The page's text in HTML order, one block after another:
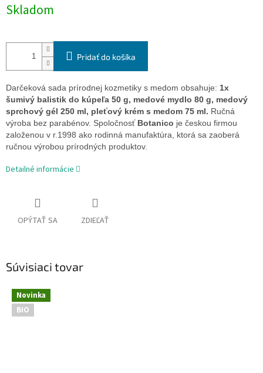
cena:
Skladom
Pridať do košíka
Darčeková sada prírodnej kozmetiky s medom obsahuje: 1x
šumivý balistik do kúpeľa 50 g, medové mydlo 80 g, medový
sprchový gél 250 ml, pleťový krém s medom 75 ml. Ručná
výroba bez parabénov. Spoločnosť Botanico je českou firmou
založenou v r.1998 ako rodinná manufaktúra, ktorá sa zaoberá
ručnou výrobou prírodných produktov.
Detailné informácie
OPÝTAŤ SA ZDIEĽAŤ
Súvisiaci tovar
Novinka
BIO